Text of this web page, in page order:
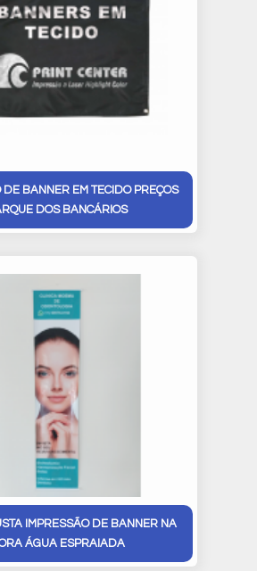
DE BANNER EM TECIDO PREÇOS
DOS BANCÁRIOS
IMPRESSÃO DE BANNER NA
ÁGUA ESPRAIADA